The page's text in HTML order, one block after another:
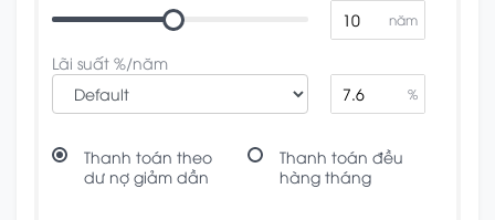
năm
Lãi suất %/năm
%
Thanh toán theo
dư nợ giảm dần
Thanh toán đều
hàng tháng